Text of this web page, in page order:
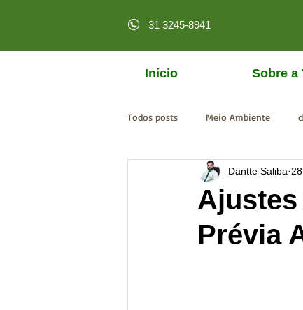
31 3245-8941
Início Sobre a
Todos posts Meio Ambiente
licenciamento online MPF
Prévia
Dantte Saliba